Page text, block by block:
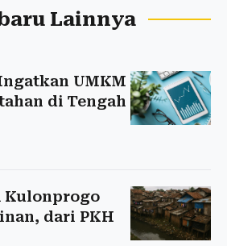
Lainnya
UMKM
di Tengah
Kulonprogo
dari PKH